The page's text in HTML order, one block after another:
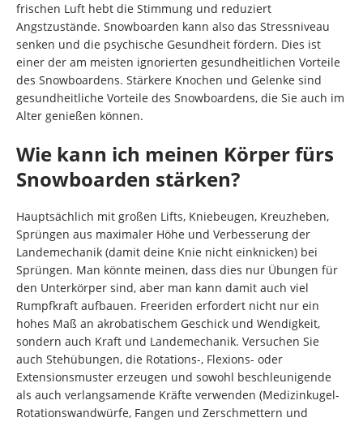
frischen Luft hebt die Stimmung und reduziert
Angstzustände. Snowboarden kann also das Stressniveau
senken und die psychische Gesundheit fördern. Dies ist
einer der am meisten ignorierten gesundheitlichen Vorteile
des Snowboardens. Stärkere Knochen und Gelenke sind
gesundheitliche Vorteile des Snowboardens, die Sie auch im
Alter genießen können.
Wie kann ich meinen Körper fürs
Snowboarden stärken?
Hauptsächlich mit großen Lifts, Kniebeugen, Kreuzheben,
Sprüngen aus maximaler Höhe und Verbesserung der
Landemechanik (damit deine Knie nicht einknicken) bei
Sprüngen. Man könnte meinen, dass dies nur Übungen für
den Unterkörper sind, aber man kann damit auch viel
Rumpfkraft aufbauen. Freeriden erfordert nicht nur ein
hohes Maß an akrobatischem Geschick und Wendigkeit,
sondern auch Kraft und Landemechanik. Versuchen Sie
auch Stehübungen, die Rotations-, Flexions- oder
Extensionsmuster erzeugen und sowohl beschleunigende
als auch verlangsamende Kräfte verwenden (Medizinkugel-
Rotationswandwürfe, Fangen und Zerschmettern und